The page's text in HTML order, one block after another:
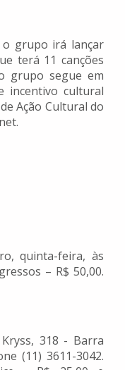
o grupo irá lançar
terá 11 canções
grupo segue em
incentivo cultural
Ação Cultural do
quinta-feira, às
– R$ 50,00.
318 - Barra
(11) 3611-3042.